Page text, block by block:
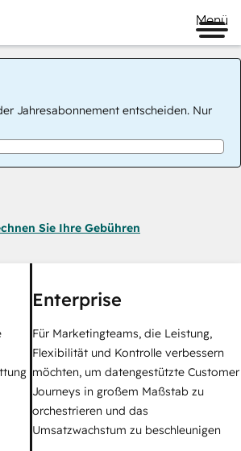
Menü
Jahresabonnement entscheiden. Nur
Sie Ihre Gebühren
Enterprise
Für Marketingteams, die Leistung,
Flexibilität und Kontrolle verbessern
möchten, um datengestützte Customer
Journeys in großem Maßstab zu
orchestrieren und das
Umsatzwachstum zu beschleunigen